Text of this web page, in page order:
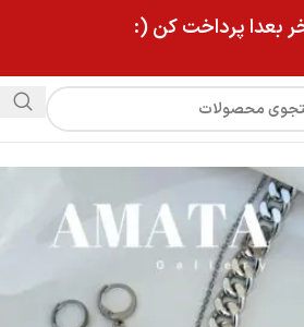
بعدا پرداخت کن (:
ای چشم نظر و قلب